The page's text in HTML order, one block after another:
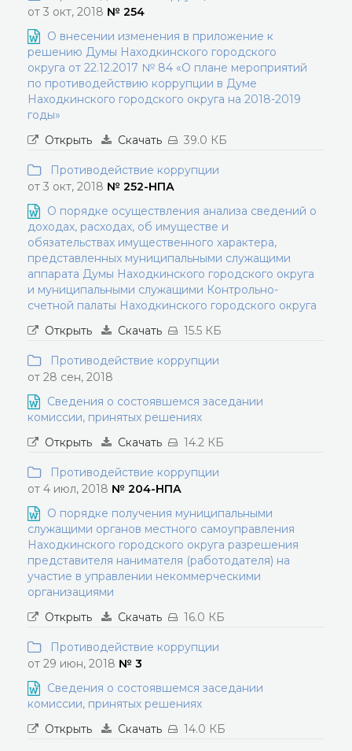
от 3 окт, 2018 № 254
О внесении изменения в приложение к
решению Думы Находкинского городского
округа от 22.12.2017 № 84 «О плане мероприятий
по противодействию коррупции в Думе
Находкинского городского округа на 2018-2019
годы»
Открыть
Скачать 39.0 КБ
Противодействие коррупции
от 3 окт, 2018 № 252-НПА
О порядке осуществления анализа сведений о
доходах, расходах, об имуществе и
обязательствах имущественного характера,
представленных муниципальными служащими
аппарата Думы Находкинского городского округа
и муниципальными служащими Контрольно-
счетной палаты Находкинского городского округа
Открыть
Скачать 15.5 КБ
Противодействие коррупции
от 28 сен, 2018
Сведения о состоявшемся заседании
комиссии, принятых решениях
Открыть
Скачать 14.2 КБ
Противодействие коррупции
от 4 июл, 2018 № 204-НПА
О порядке получения муниципальными
служащими органов местного самоуправления
Находкинского городского округа разрешения
представителя нанимателя (работодателя) на
участие в управлении некоммерческими
организациями
Открыть
Скачать 16.0 КБ
Противодействие коррупции
от 29 июн, 2018 № 3
Сведения о состоявшемся заседании
комиссии, принятых решениях
Открыть
Скачать 14.0 КБ